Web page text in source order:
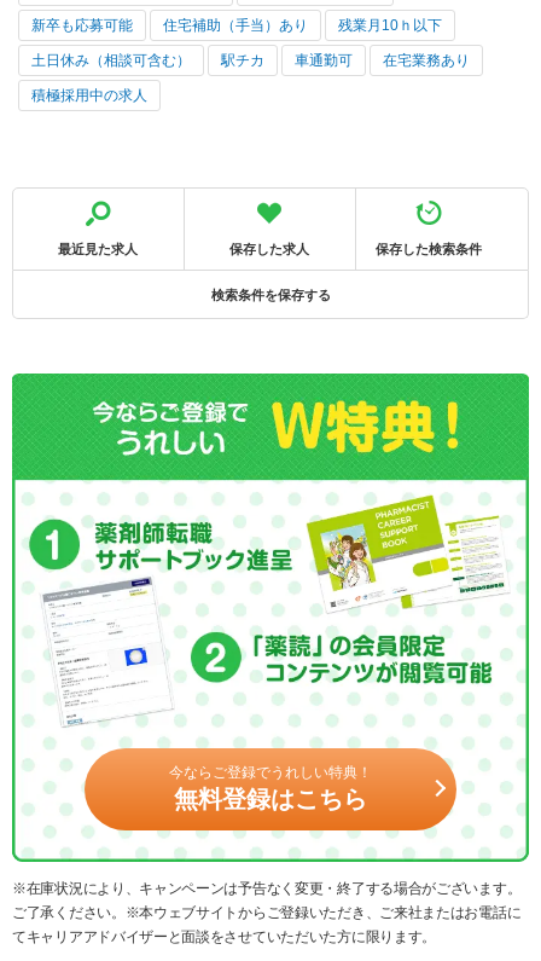
新卒も応募可能 住宅補助（手当）あり 残業月10ｈ以下
土日休み（相談可含む） 駅チカ 車通勤可 在宅業務あり
積極採用中の求人
最近見た求人 保存した求人 保存した検索条件
検索条件を保存する
今ならご登録でうれしい特典！
無料登録はこちら
※在庫状況により、キャンペーンは予告なく変更・終了する場合がございます。
ご了承ください。※本ウェブサイトからご登録いただき、ご来社またはお電話に
てキャリアアドバイザーと面談をさせていただいた方に限ります。